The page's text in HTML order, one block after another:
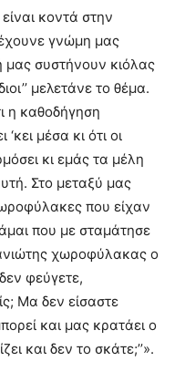
κοντά στην
γνώμη μας
μας συστήνουν κιόλας
μελετάνε το θέμα.
η καθοδήγηση
μέσα κι ότι οι
κι εμάς τα μέλη
Στο μεταξύ μας
που είχαν
που με σταμάτησε
χωροφύλακας ο
φεύγετε,
Μα δεν είσαστε
και μας κρατάει ο
και δεν το σκάτε;’’».